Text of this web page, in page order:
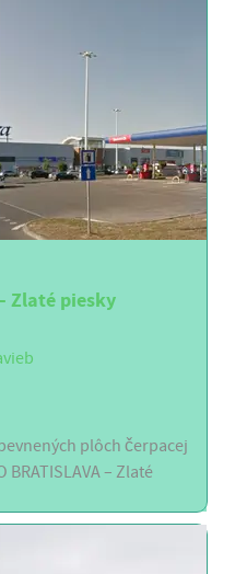
– Zlaté piesky
plôch čerpacej
– Zlaté